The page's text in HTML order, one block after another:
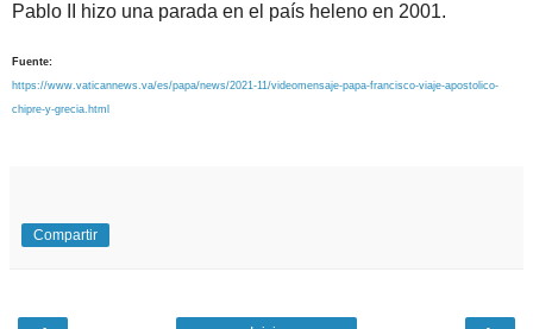
Pablo II hizo una parada en el país heleno en 2001.
Fuente:
https://www.vaticannews.va/es/papa/news/2021-11/videomensaje-papa-francisco-viaje-apostolico-
chipre-y-grecia.html
Compartir